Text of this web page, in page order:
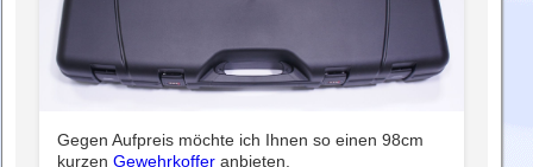
Gegen Aufpreis möchte ich Ihnen so einen 98cm
kurzen Gewehrkoffer anbieten.